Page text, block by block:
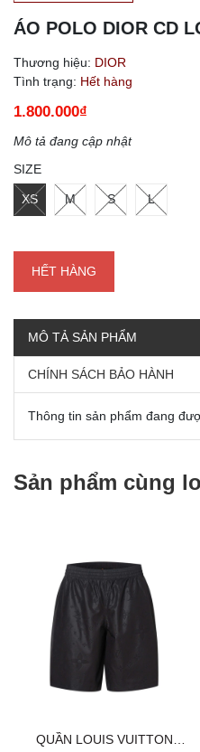
ÁO POLO DIOR CD
Thương hiệu: DIOR
Tình trạng: Hết hàng
1.800.000₫
Mô tả đang cập nhật
SIZE
XS M S L
HẾT HÀNG
MÔ TẢ SẢN PHẨM
CHÍNH SÁCH BẢO HÀNH
Thông tin sản phẩm đang
Sản phẩm cùng
QUẦN LOUIS VUITTON